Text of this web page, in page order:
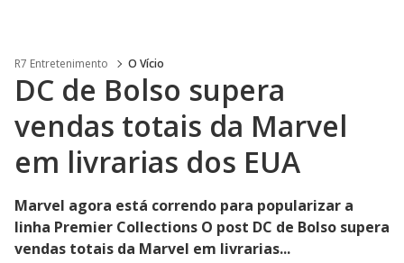
R7 Entretenimento O Vício
DC de Bolso supera
vendas totais da Marvel
em livrarias dos EUA
Marvel agora está correndo para popularizar a
linha Premier Collections O post DC de Bolso supera
vendas totais da Marvel em livrarias...